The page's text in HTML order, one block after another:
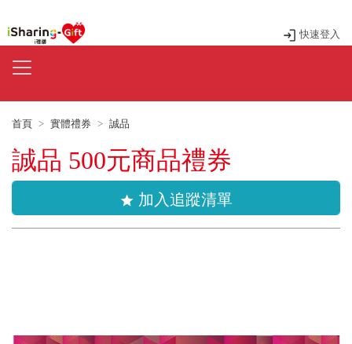
快速登入
首頁 實體禮券 誠品
誠品 500元商品禮券
star 加入追蹤清單